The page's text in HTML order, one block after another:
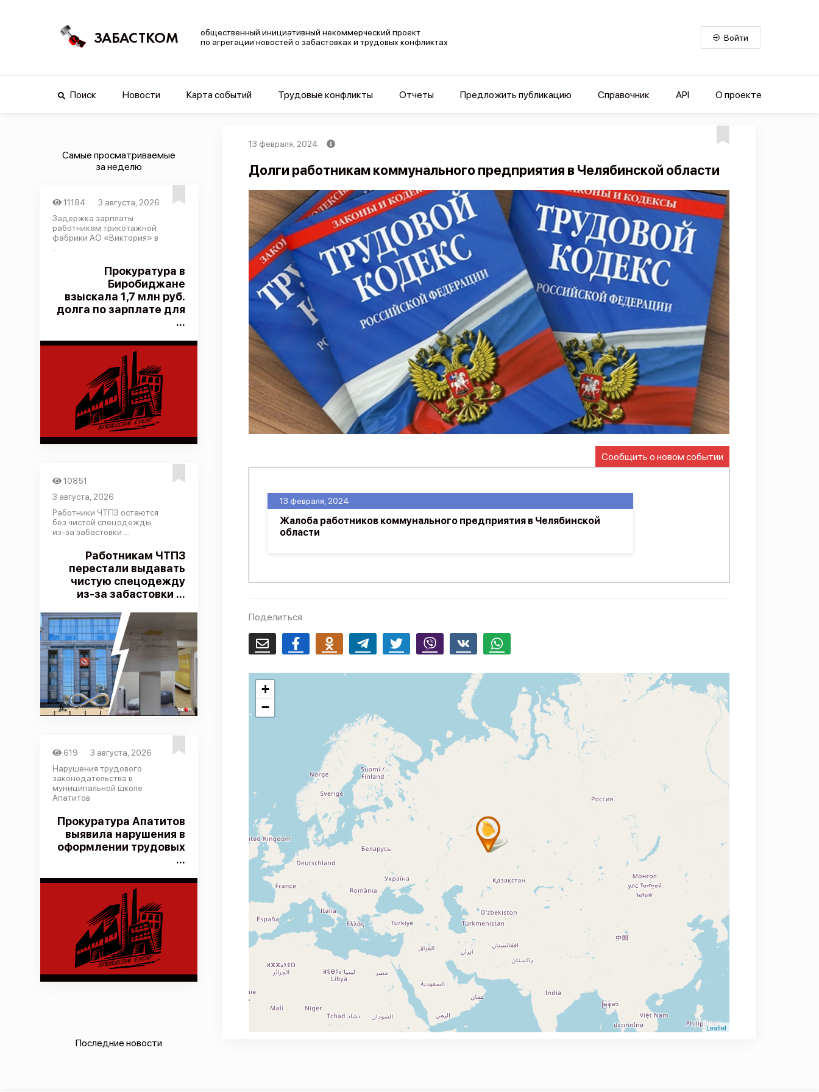
ЗАБАСТКОМ
общественный инициативный некоммерческий проект
по агрегации новостей о забастовках и трудовых конфликтах
Войти
Поиск Новости Карта событий Трудовые конфликты Отчеты Предложить публикацию Справочник API О проекте
Самые просматриваемые
за неделю
11184
3 августа, 2026
Задержка зарплаты
работникам трикотажной
фабрики АО «Виктория» в
Прокуратура в
Биробиджане
взыскала 1,7 млн руб.
долга по зарплате для
...
10851
3 августа, 2026
Работники ЧТПЗ остаются
без чистой спецодежды
из-за забастовки ...
Работникам ЧТПЗ
перестали выдавать
чистую спецодежду
из-за забастовки ...
619
3 августа, 2026
Нарушения трудового
законодательства в
муниципальной школе
Апатитов
Прокуратура Апатитов
выявила нарушения в
оформлении трудовых
...
Последние новости
13 февраля, 2024
Долги работникам коммунального предприятия в Челябинской области
Сообщить о новом событии
13 февраля, 2024
Жалоба работников коммунального предприятия в Челябинской
области
Поделиться
Email FacebookOdnoklassnikiTelegram Twitter Viber Whatsapp
+
−
Leaflet